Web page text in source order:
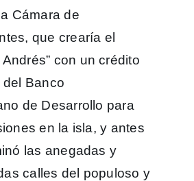
Cámara de
que crearía el
con un crédito
Banco
de Desarrollo para
en la isla, y antes
las anegadas y
calles del populoso y